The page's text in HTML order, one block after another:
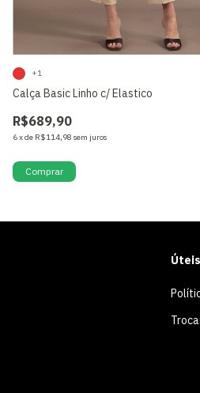
Calça Basic Linho c/ Elastico
R$689,90
6xde R$114,98 sem juros
+1
Comprar
Úteis